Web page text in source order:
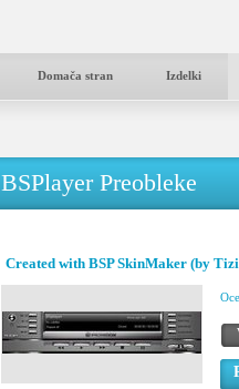
Domača stran Izdelki
BSPlayer Preobleke
Created with BSP SkinMaker (by